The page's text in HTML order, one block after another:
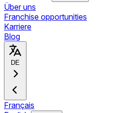
Über uns
Franchise opportunities
Karriere
Blog
DE
Français